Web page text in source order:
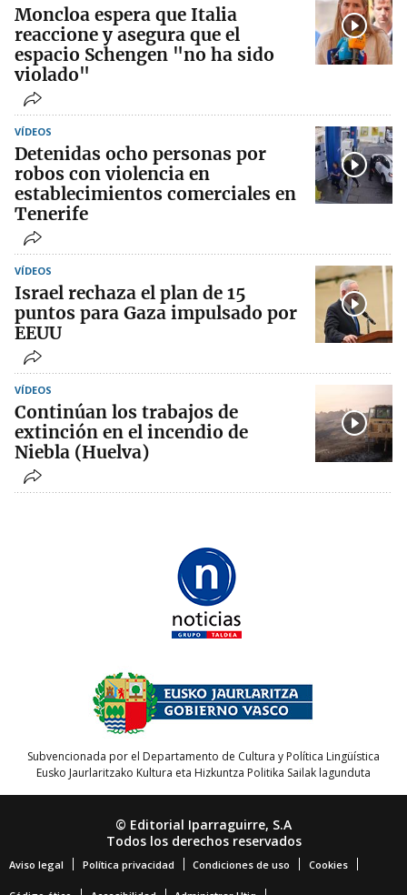
Moncloa espera que Italia
reaccione y asegura que el
espacio Schengen "no ha sido
violado"
VÍDEOS
Detenidas ocho personas por
robos con violencia en
establecimientos comerciales en
Tenerife
VÍDEOS
Israel rechaza el plan de 15
puntos para Gaza impulsado por
EEUU
VÍDEOS
Continúan los trabajos de
extinción en el incendio de
Niebla (Huelva)
Subvencionada por el Departamento de Cultura y Política Lingüística
Eusko Jaurlaritzako Kultura eta Hizkuntza Politika Sailak lagunduta
© Editorial Iparraguirre, S.A
Todos los derechos reservados
Aviso legal Política privacidad Condiciones de uso Cookies